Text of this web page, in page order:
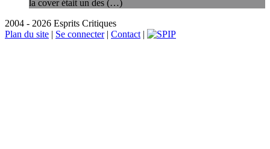
la cover était un des (…)
2004 - 2026 Esprits Critiques
Plan du site | Se connecter| Contact |